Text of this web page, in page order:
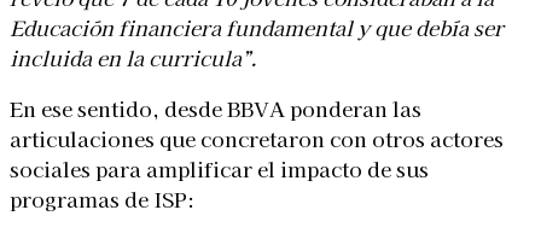
Educación financiera fundamental y que debía ser
incluida en la curricula”.
En ese sentido, desde BBVA ponderan las
articulaciones que concretaron con otros actores
sociales para amplificar el impacto de sus
programas de ISP: